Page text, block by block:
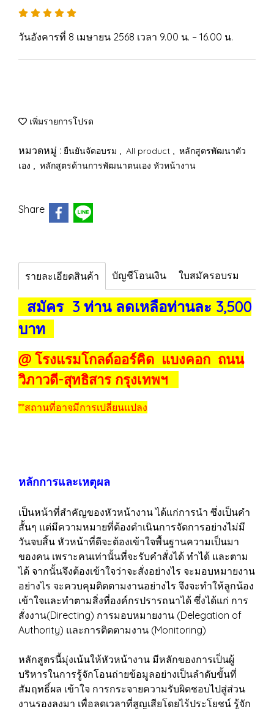
วันอังคารที่ 8 เมษายน 2568 เวลา 9.00 น. – 16.00 น.
เพิ่มรายการโปรด
หมวดหมู่ : ยืนยันจัดอบรม , All product , หลักสูตรพัฒนาตัว
เอง , หลักสูตรด้านการพัฒนาตนเอง หัวหน้างาน
Share
รายละเอียดสินค้า บัญชีโอนเงิน ใบสมัครอบรม
สมัคร 3 ท่าน ลดเหลือท่านละ 3,500
บาท
@ โรงแรมโกลด์ออร์คิด แบงคอก ถนน
วิภาวดี-สุทธิสาร กรุงเทพฯ
**สถานที่อาจมีการเปลี่ยนแปลง
หลักการและเหตุผล
เป็นหน้าที่สำคัญของหัวหน้างาน ได้แก่การนำ ซึ่งเป็นคำ
สั้นๆ แต่มีความหมายที่ต้องดำเนินการจัดการอย่างไม่มี
วันจบสิ้น หัวหน้าที่ดีจะต้องเข้าใจพื้นฐานความเป็นมา
ของคน เพราะคนเท่านั้นที่จะรับคำสั่งได้ ทำได้ และตาม
ได้ จากนั้นจึงต้องเข้าใจว่าจะสั่งอย่างไร จะมอบหมายงาน
อย่างไร จะควบคุมติดตามงานอย่างไร จึงจะทำให้ลูกน้อง
เข้าใจและทำตามสิ่งที่องค์กรปรารถนาได้ ซึ่งได้แก่ การ
สั่งงาน(Directing) การมอบหมายงาน (Delegation of
Authority) และการติดตามงาน (Monitoring)
หลักสูตรนี้มุ่งเน้นให้หัวหน้างาน มีหลักของการเป็นผู้
บริหารในการรู้จักโอนถ่ายข้อมูลอย่างเป็นลำดับขั้นที่
สัมฤทธิ์ผล เข้าใจ การกระจายความรับผิดชอบไปสู่ส่วน
งานรองลงมา เพื่อลดเวลาที่สูญเสียโดยไร้ประโยชน์ รู้จัก